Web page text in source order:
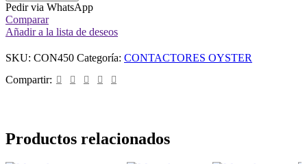
Pedir via WhatsApp
Comparar
Añadir a la lista de deseos
SKU: CON450 Categoría: CONTACTORES OYSTER
Compartir:
Productos relacionados